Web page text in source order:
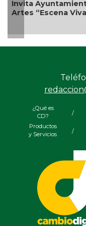
Ayuntamiento de
“Escena Viva”
¿Qué es
CD?
/